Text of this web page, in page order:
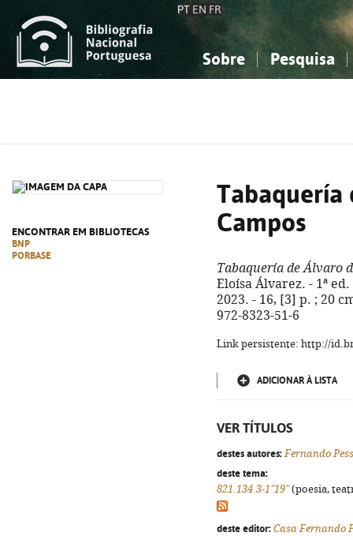
PT EN FR
Sobre Pesquisa
ENCONTRAR EM BIBLIOTECAS
BNP
PORBASE
Tabaquería
Campos
Tabaquería de Álvaro
Eloísa Álvarez. - 1ª
2023. - 16, [3] p. ; 20
972-8323-51-6
Link persistente: http://
ADICIONAR À LISTA
VER TÍTULOS
destes autores: Fernando
deste tema:
821.134.3-1"19"(poesia,
deste editor: Casa Fernando